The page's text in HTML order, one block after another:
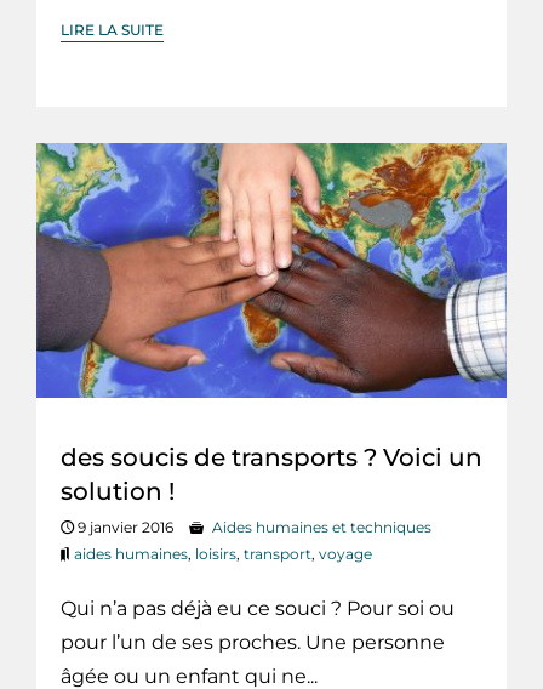
LIRE LA SUITE
des soucis de transports ? Voici un
solution !
9 janvier 2016
Aides humaines et techniques
aides humaines, loisirs, transport, voyage
Qui n’a pas déjà eu ce souci ? Pour soi ou
pour l’un de ses proches. Une personne
âgée ou un enfant qui ne...